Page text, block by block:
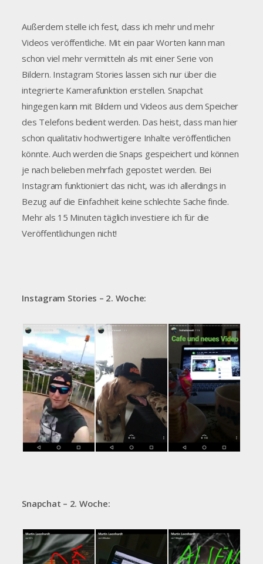
Außerdem stelle ich fest, dass ich mehr und mehr
Videos veröffentliche. Mit ein paar Worten kann man
schon viel mehr vermitteln als mit einer Serie von
Bildern. Instagram Stories lassen sich nur über die
integrierte Kamerafunktion erstellen. Snapchat
hingegen kann mit Bildern und Videos aus dem Speicher
des Telefons bedient werden. Das heist, dass man hier
schon qualitativ hochwertigere Inhalte veröffentlichen
könnte. Auch werden die Snaps gespeichert und können
je nach belieben mehrfach gepostet werden. Bei
Instagram funktioniert das nicht, was ich allerdings in
Bezug auf die Einfachheit keine schlechte Sache finde.
Mehr als 15 Minuten täglich investiere ich für die
Veröffentlichungen nicht!
Instagram Stories – 2. Woche:
Snapchat – 2. Woche: